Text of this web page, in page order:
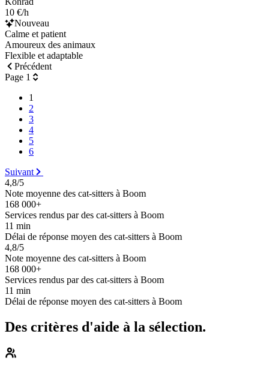
10 €/h
Nouveau
Calme et patient
Amoureux des animaux
Flexible et adaptable
Précédent
Page 1
1
2
3
4
5
6
Suivant
4,8/5
Note moyenne des cat-sitters à Boom
168 000+
Services rendus par des cat-sitters à Boom
11 min
Délai de réponse moyen des cat-sitters à Boom
4,8/5
Note moyenne des cat-sitters à Boom
168 000+
Services rendus par des cat-sitters à Boom
11 min
Délai de réponse moyen des cat-sitters à Boom
Des critères d'aide à la sélection.